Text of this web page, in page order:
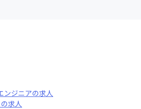
ンジニアの求人
の求人